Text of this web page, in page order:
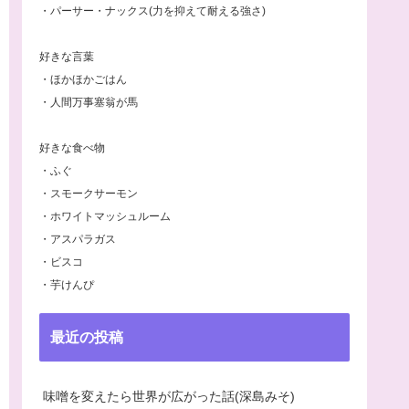
・パーサー・ナックス(力を抑えて耐える強さ)
好きな言葉
・ほかほかごはん
・人間万事塞翁が馬
好きな食べ物
・ふぐ
・スモークサーモン
・ホワイトマッシュルーム
・アスパラガス
・ビスコ
・芋けんぴ
最近の投稿
味噌を変えたら世界が広がった話(深島みそ)